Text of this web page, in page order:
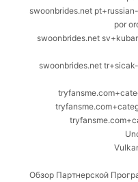
swoonbrides.net
por
swoonbrides.net
swoonbrides.net
Обзор Партнерской